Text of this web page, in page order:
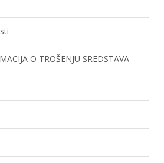
O TROŠENJU SREDSTAVA